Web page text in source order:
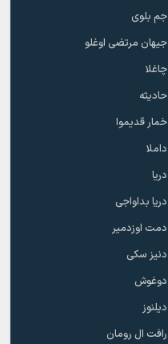
جم بلوی
جیهان مرتضی اوغلو
چاغلا
حادیثه
خمار قدیموا
داملا
دریا
دریا بداواجی
دمت اوزدمیر
دنیز سکی
دوغوش
دیلنوز
رافت ال رومان